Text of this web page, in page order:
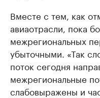
Вместе с тем, как
авиаотрасли, пока
межрегиональных
убыточными. «Так
поток сегодня
межрегиональные
слабовыражены и